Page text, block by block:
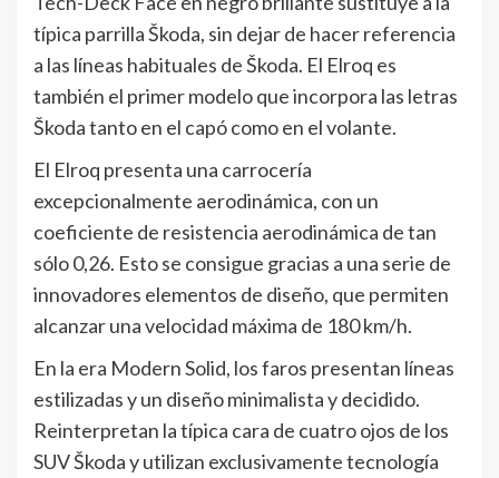
típica parrilla Škoda, sin dejar de hacer referencia
a las líneas habituales de Škoda. El Elroq es
también el primer modelo que incorpora las letras
Škoda tanto en el capó como en el volante.
El Elroq presenta una carrocería
excepcionalmente aerodinámica, con un
coeficiente de resistencia aerodinámica de tan
sólo 0,26. Esto se consigue gracias a una serie de
innovadores elementos de diseño, que permiten
alcanzar una velocidad máxima de 180 km/h.
En la era Modern Solid, los faros presentan líneas
estilizadas y un diseño minimalista y decidido.
Reinterpretan la típica cara de cuatro ojos de los
SUV Škoda y utilizan exclusivamente tecnología